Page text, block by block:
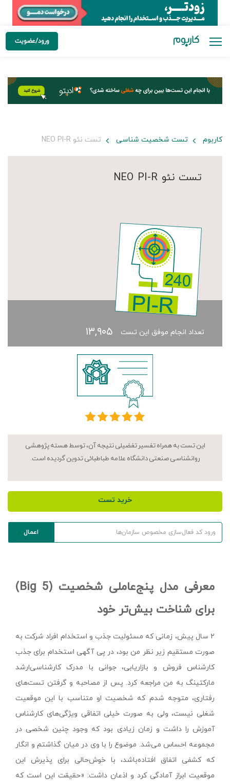
ورود/عضویت
کاربوم تست شخصیت شناسی تست نئو NEO PI-R
تست نئو NEO PI-R
تعداد انجام موفق این تست ۱۳,۹۰۵
این تست به همراه تفسیر تفضیلی نتیجه آن، توسط هسته پژوهشی
روانشناسی صنعتی دانشگاه علامه طباطبائی تدوین گردیده است.
خرید تست
معرفی مدل پنج‌عاملی شخصیت (Big 5)
برای شناخت بیش‌تر خود
۲ سال پیش، زمانی که مسئولیت جذب و استخدام افراد شرکت به
صورت مستقیم زیر نظر من بود، در پی آگهی استخدام برای جذب
کارشناس فروش و بازاریابی، جوانی با مدرک کارشناسی‌ارشد
مارکتینگ به من مراجعه کرد. پس از مصاحبه و گرفتن تست‌های
رفتاری، متوجه شدم که شخصیت او متناسب با این موقعیت
شغلی نیست، ولی به صورت خیلی اتفاقی ویژگی‌های کارشناس
آموزش را داشت و زمان زیادی بود که وجود چنین شخصی در
مجموعه احساس می‌شد. موضوع را با وی در میان گذاشتم و انگار
که کشفی اتفاق افتاده‌باشد، با خوش‌حالی برای پذیرش این
موقعیت ابراز آمادگی کرد و اذعان داشت: «حقیقت این است که